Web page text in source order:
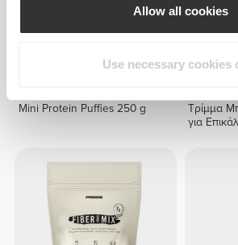
Allow all cookies
Use necessary cookies
Mini Protein Puffies 250 g
Τρίμμα
για